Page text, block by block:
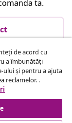
ta.
de acord cu
a îmbunătăți
ului și pentru a ajuta
reclamelor. .